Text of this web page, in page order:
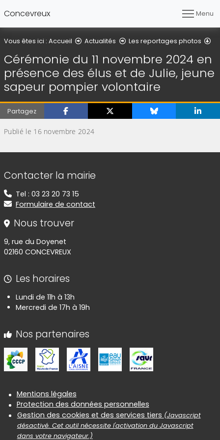
Concevreux Menu
Vous êtes ici : Accueil Actualités Les reportages photos
Cérémonie du 11 novembre 2024 en
présence des élus et de Julie, jeune
sapeur pompier volontaire
Partagez
Publié le 16 novembre 2024
Informations de contact
Contacter la mairie
Tel : 03 23 20 73 15
Formulaire de contact
Nous trouver
9, rue du Doyenet
02160 CONCEVREUX
Les horaires
Lundi de 11h à 13h
Mercredi de 17h à 19h
Nos partenaires
Informations réglementaires
Mentions légales
Protection des données personnelles
Gestion des cookies et des services tiers (Javascript
désactivé. Cet outil nécessite l'activation du Javascript
dans votre navigateur.)